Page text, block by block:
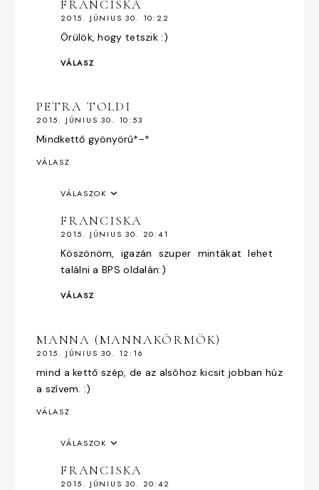
FRANCISKA
2015. JÚNIUS 30. 10:22
Örülök, hogy tetszik :)
VÁLASZ
PETRA TOLDI
2015. JÚNIUS 30. 10:53
Mindkettő gyönyörű*-*
VÁLASZ
VÁLASZOK
FRANCISKA
2015. JÚNIUS 30. 20:41
Köszönöm, igazán szuper mintákat lehet
találni a BPS oldalán:)
VÁLASZ
MANNA (MANNAKÖRMÖK)
2015. JÚNIUS 30. 12:16
mind a kettő szép, de az alsóhoz kicsit jobban húz
a szívem. :)
VÁLASZ
VÁLASZOK
FRANCISKA
2015. JÚNIUS 30. 20:42